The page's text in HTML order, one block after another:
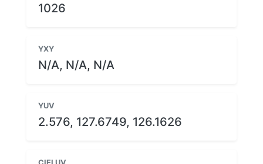
1026
YXY
N/A, N/A, N/A
YUV
2.576, 127.6749, 126.1626
CIELUV